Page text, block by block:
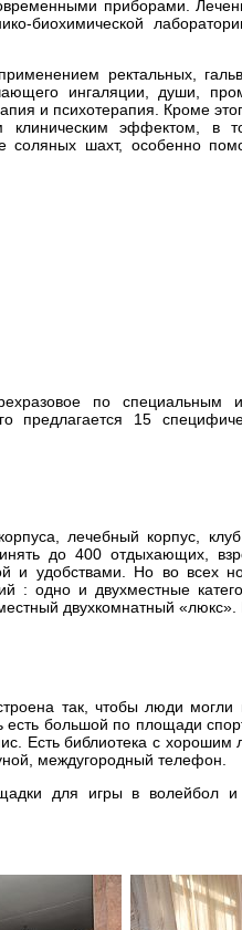
приборами.
биохимической
ректальных,
ингаляции, души,
и психотерапия. Кроме
клиническим эффектом, в
соляных шахт, особенно
по специальным
предлагается 15
лечебный корпус,
до 400 отдыхающих,
и удобствами. Но во всех
: одно и двухместные
двухкомнатный
так, чтобы люди
есть большой по площади
Есть библиотека с
междугородный телефон.
для игры в волейбол и